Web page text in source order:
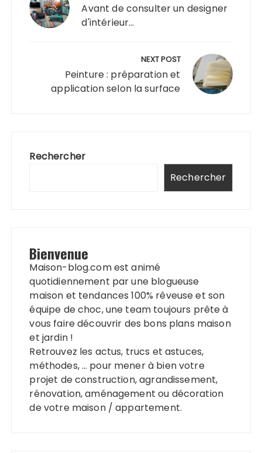
l’article
Avant de consulter un designer
d'intérieur...
NEXT POST
Peinture : préparation et
application selon la surface
Rechercher
Rechercher
Bienvenue
Maison-blog.com est animé
quotidiennement par une blogueuse
maison et tendances 100% rêveuse et son
équipe de choc, une team toujours prête à
vous faire découvrir des bons plans maison
et jardin !
Retrouvez les actus, trucs et astuces,
méthodes, … pour mener à bien votre
projet de construction, agrandissement,
rénovation, aménagement ou décoration
de votre maison / appartement.